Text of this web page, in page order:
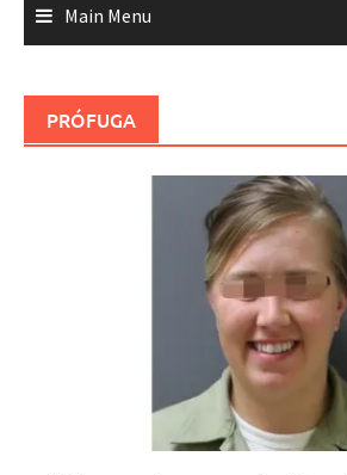
Main Menu
PRÓFUGA